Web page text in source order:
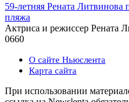
59-летняя Рената Литвинова
пляжа
Актриса и режиссер Рената
0660
О сайте Ньюслента
Карта сайта
При использовании